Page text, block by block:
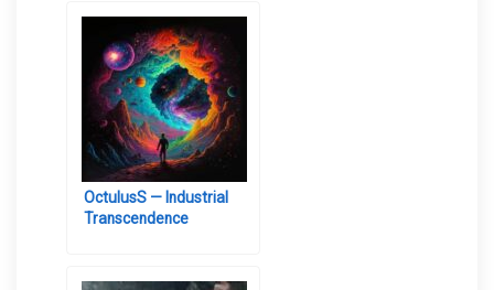
OctulusS — Industrial
Transcendence